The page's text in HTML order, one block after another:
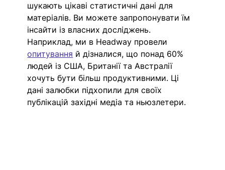
шукають цікаві статистичні дані для
матеріалів. Ви можете запропонувати їм
інсайти із власних досліджень.
Наприклад, ми в Headway провели
опитування й дізналися, що понад 60%
людей із США, Британії та Австралії
хочуть бути більш продуктивними. Ці
дані залюбки підхопили для своїх
публікацій західні медіа та ньюзлетери.